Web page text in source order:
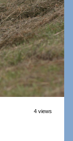
4 views